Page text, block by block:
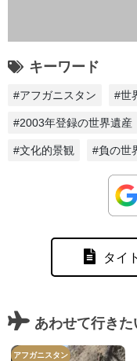
キーワード
#アフガニスタン #世
#2003年登録の世界遺産
#文化的景観 #負の世
タイ
あわせて行き
アフガニスタン